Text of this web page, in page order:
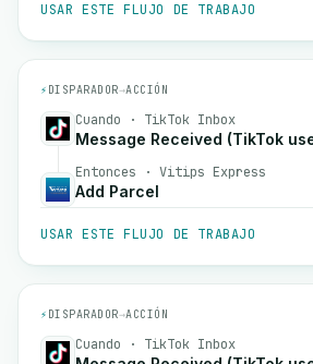
USAR ESTE FLUJO DE TRABAJO
⚡ DISPARADOR→ACCIÓN
Cuando · TikTok Inbox
Message Received (TikTok
Entonces · Vitips Express
Add Parcel
USAR ESTE FLUJO DE TRABAJO
⚡ DISPARADOR→ACCIÓN
Cuando · TikTok Inbox